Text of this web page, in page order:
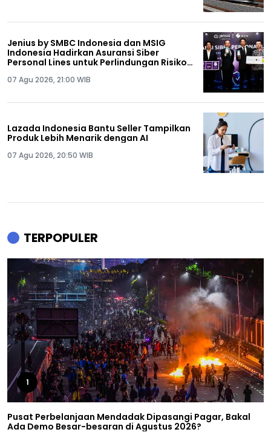
Jenius by SMBC Indonesia dan MSIG
Indonesia Hadirkan Asuransi Siber
Personal Lines untuk Perlindungan Risiko
07 Agu 2026, 21:00 WIB
Lazada Indonesia Bantu Seller Tampilkan
Produk Lebih Menarik dengan AI
07 Agu 2026, 20:50 WIB
TERPOPULER
1
Pusat Perbelanjaan Mendadak Dipasangi Pagar, Bakal
Ada Demo Besar-besaran di Agustus 2026?